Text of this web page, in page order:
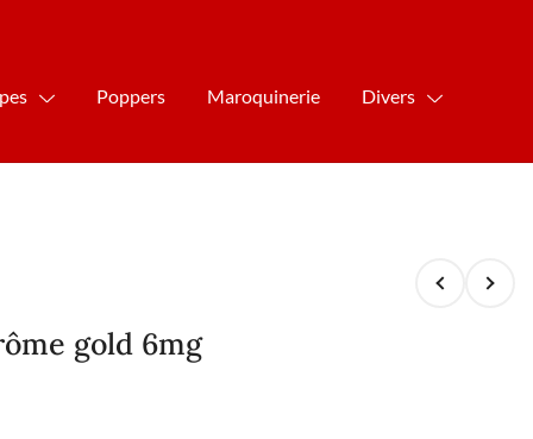
Poppers Maroquinerie Divers
gold 6mg